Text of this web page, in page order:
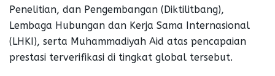
Penelitian, dan Pengembangan (Diktilitbang),
Lembaga Hubungan dan Kerja Sama Internasional
(LHKI), serta Muhammadiyah Aid atas pencapaian
prestasi terverifikasi di tingkat global tersebut.